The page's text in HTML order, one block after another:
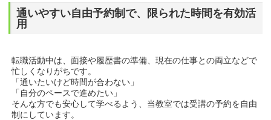
通いやすい自由予約制で、限られた時間を有効活
用
転職活動中は、面接や履歴書の準備、現在の仕事との両立などで
忙しくなりがちです。
「通いたいけど時間が合わない」
「自分のペースで進めたい」
そんな方でも安心して学べるよう、当教室では受講の予約を自由
制にしています。